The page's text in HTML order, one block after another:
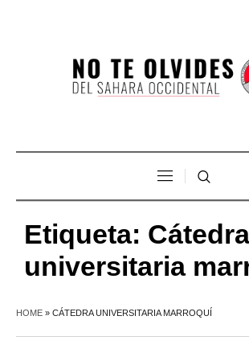
Etiqueta: Cátedra
universitaria
HOME » CÁTEDRA UNIVERSITARIA MARROQUÍ